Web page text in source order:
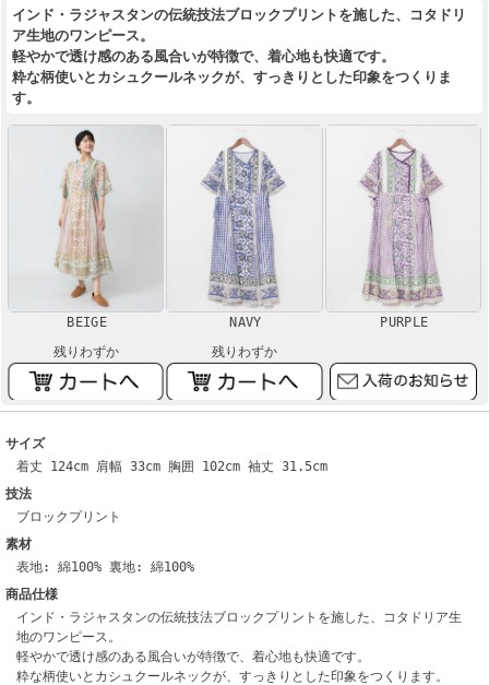
インド・ラジャスタンの伝統技法ブロックプリントを施した、コタドリ
ア生地のワンピース。
軽やかで透け感のある風合いが特徴で、着心地も快適です。
粋な柄使いとカシュクールネックが、すっきりとした印象をつくりま
す。
BEIGE
残りわずか
NAVY
残りわずか
PURPLE
サイズ
着丈 124cm 肩幅 33cm 胸囲 102cm 袖丈 31.5cm
技法
ブロックプリント
素材
表地: 綿100% 裏地: 綿100%
商品仕様
インド・ラジャスタンの伝統技法ブロックプリントを施した、コタドリア生
地のワンピース。
軽やかで透け感のある風合いが特徴で、着心地も快適です。
粋な柄使いとカシュクールネックが、すっきりとした印象をつくります。